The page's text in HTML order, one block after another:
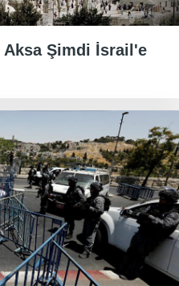
Şimdi İsrail'e